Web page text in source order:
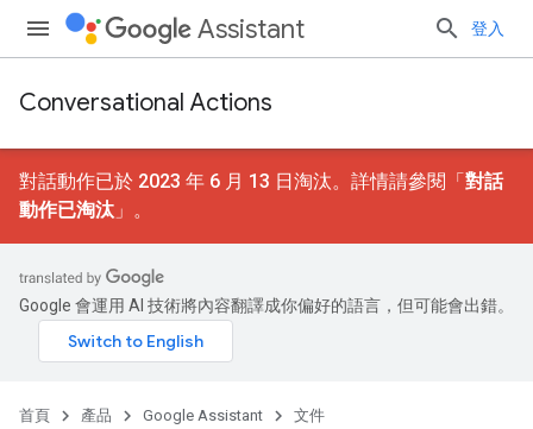
Assistant 登入
Conversational Actions
對話動作已於 2023 年 6 月 13 日淘汰。詳情請參閱「對話
動作已淘汰 」。
Google 會運用 AI 技術將內容翻譯成你偏好的語言，但可能會出錯。
首頁 產品 Google Assistant
文件